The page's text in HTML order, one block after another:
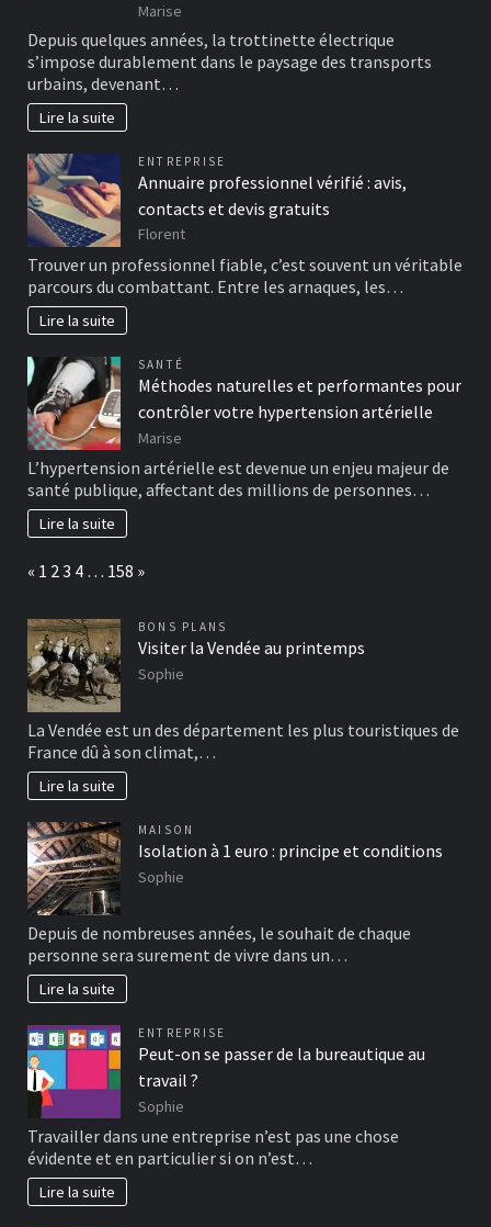
Marise
Depuis quelques années, la trottinette électrique
s’impose durablement dans le paysage des transports
urbains, devenant…
Lire la suite
ENTREPRISE
Annuaire professionnel vérifié : avis,
contacts et devis gratuits
Florent
Trouver un professionnel fiable, c’est souvent un véritable
parcours du combattant. Entre les arnaques, les…
Lire la suite
SANTÉ
Méthodes naturelles et performantes pour
contrôler votre hypertension artérielle
Marise
L’hypertension artérielle est devenue un enjeu majeur de
santé publique, affectant des millions de personnes…
Lire la suite
Page:
Previous
« 1 2 3 4 … 158 Next
»
BONS PLANS
Visiter la Vendée au printemps
Sophie
La Vendée est un des département les plus touristiques de
France dû à son climat,…
Lire la suite
MAISON
Isolation à 1 euro : principe et conditions
Sophie
Depuis de nombreuses années, le souhait de chaque
personne sera surement de vivre dans un…
Lire la suite
ENTREPRISE
Peut-on se passer de la bureautique au
travail ?
Sophie
Travailler dans une entreprise n’est pas une chose
évidente et en particulier si on n’est…
Lire la suite